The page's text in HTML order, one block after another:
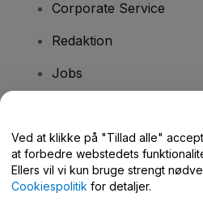
Corporate Service
Redaktion
Jobs
Har du spørgsmål?
Hjælpecenter / Kontakt
Ved at klikke på "Tillad alle"
at forbedre webstedets
Ellers vil vi kun bruge strengt
Cookiespolitik for detaljer.